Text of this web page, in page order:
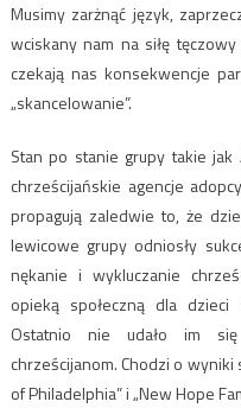
Musimy zarżnąć język,
wciskany nam na siłę
czekają nas konsekwencje
„skancelowanie”.
Stan po stanie grupy takie jak
chrześcijańskie agencje
propagują zaledwie to, że
lewicowe grupy odniosły
nękanie i wykluczanie
opieką społeczną dla
Ostatnio nie udało im
chrześcijanom. Chodzi o
of Philadelphia” i „New Hope